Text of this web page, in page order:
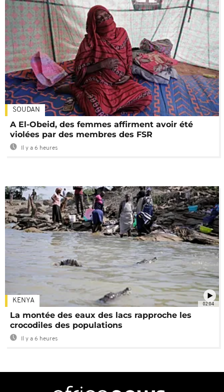
SOUDAN
A El-Obeid, des femmes affirment avoir été
violées par des membres des FSR
Il y a 6 heures
02:04
KENYA
La montée des eaux des lacs rapproche les
crocodiles des populations
Il y a 6 heures